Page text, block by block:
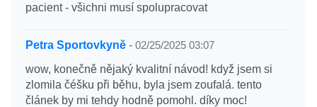
pacient - všichni musí spolupracovat
Petra Sportovkyně - 02/25/2025 03:07
wow, konečně nějaký kvalitní návod! když jsem si
zlomila čéšku při běhu, byla jsem zoufalá. tento
článek by mi tehdy hodně pomohl. díky moc!